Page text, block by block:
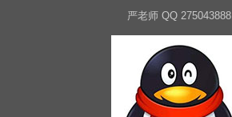
严老师 QQ 275043888